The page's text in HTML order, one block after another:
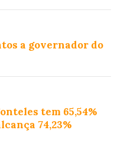
a governador do
tem 65,54%
74,23%